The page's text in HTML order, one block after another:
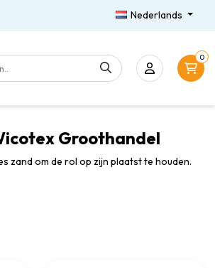
Nederlands
0
Groothandel
zand om de rol op zijn plaatst te houden.